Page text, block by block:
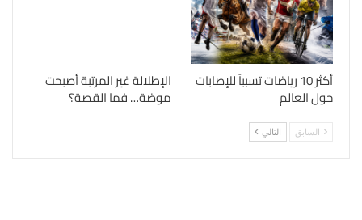
أكثر 10 رياضات تسبباً للإصابات
حول العالم
الإطلالة غير المرتبة أصبحت
موضة… فما القصة؟
السابق التالي